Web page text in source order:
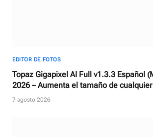
EDITOR DE FOTOS
Topaz Gigapixel AI Full v1.3.3 Español
2026 – Aumenta el tamaño de
7 agosto 2026